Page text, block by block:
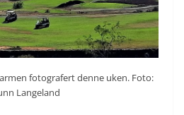
fotografert denne uken. Foto:
Langeland